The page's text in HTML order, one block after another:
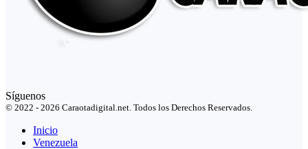
Síguenos
© 2022 - 2026 Caraotadigital.net. Todos los Derechos Reservados.
Inicio
Venezuela